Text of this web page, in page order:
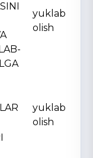
yuklab
olish
yuklab
olish